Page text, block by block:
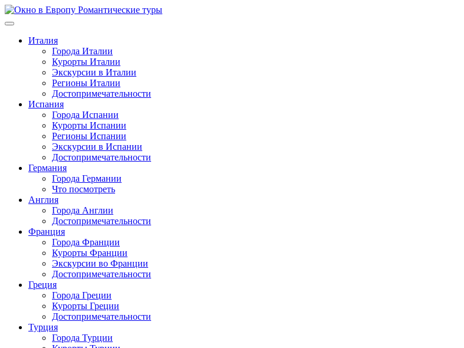
Перейти
к
Италия
Города Италии
Курорты Италии
Экскурсии в Италии
Регионы Италии
Достопримечательности
Испания
Города Испании
Курорты Испании
Регионы Испании
Экскурсии в Испании
Достопримечательности
Германия
Города Германии
Что посмотреть
Англия
Города Англии
Достопримечательности
Франция
Города Франции
Курорты Франции
Экскурсии во Франции
Достопримечательности
Греция
Города Греции
Курорты Греции
Достопримечательности
Турция
Города Турции